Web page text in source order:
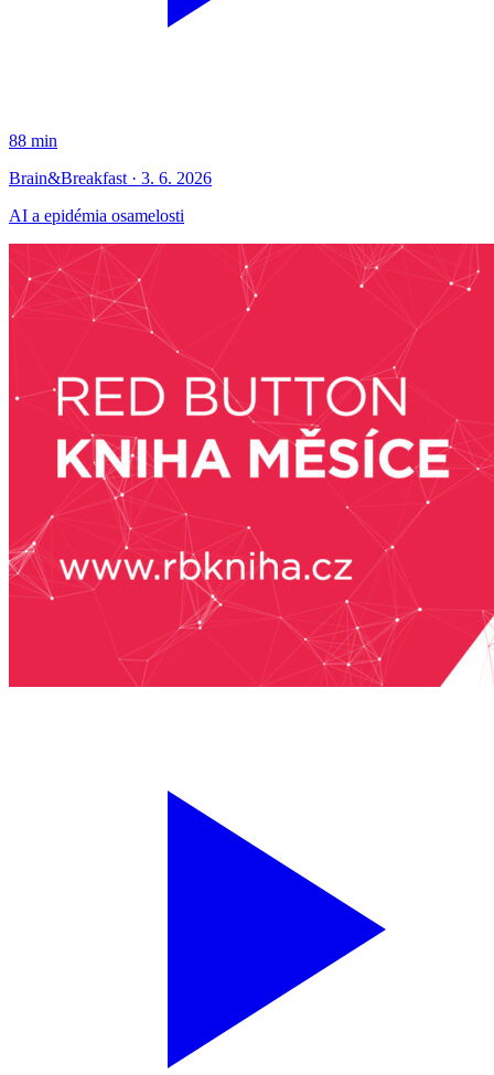
88 min
Brain&Breakfast · 3. 6. 2026
AI a epidémia osamelosti